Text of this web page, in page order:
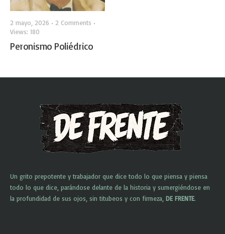
2 mayo, 2026 • 2 Comments •
Views: 180
Peronismo Poliédrico
Un grito prepotente y trabajador que dice todo lo que piensa y piensa
todo lo que dice, parándose delante de la historia y sumergiéndose en
la profundidad de sus ojos, sin titubeos y con firmeza, DE FRENTE.